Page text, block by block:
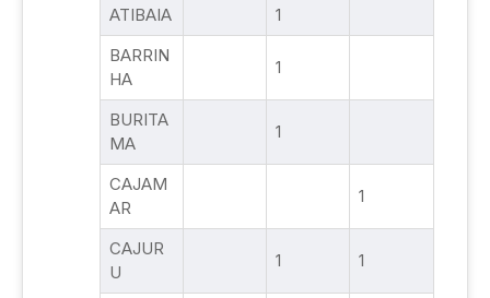
ATIBAIA
1
BARRIN
HA
1
BURITA
MA
1
CAJAM
AR
1
CAJUR
U
1 1